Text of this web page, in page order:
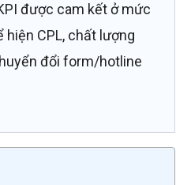
được cam kết ở mức
hiện CPL, chất lượng
đổi form/hotline